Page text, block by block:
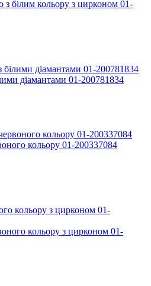
з білим кольору з цирконом 01-
діамантами 01-200781834
кольору 01-200337084
кольору з цирконом 01-